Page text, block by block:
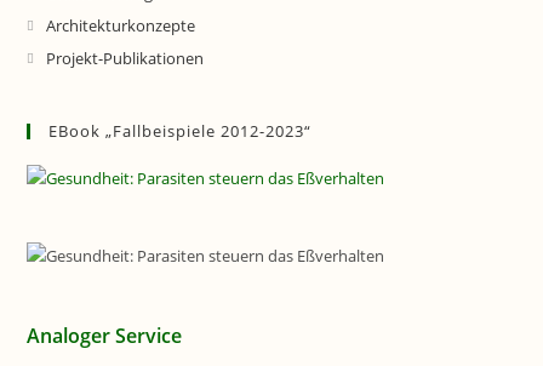
Architekturkonzepte
Projekt-Publikationen
EBook „Fallbeispiele 2012-2023“
Analoger Service